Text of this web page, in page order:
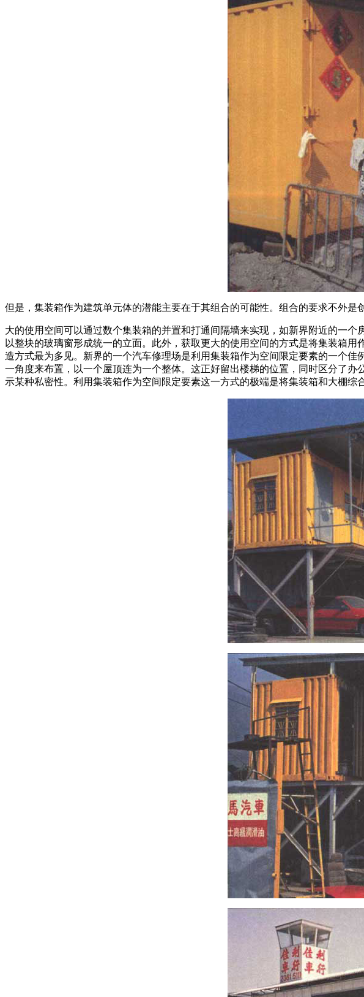
但是，集装箱作为建筑单元体的潜能主要在于其组合的可能性。组合的要求不外是
大的使用空间可以通过数个集装箱的并置和打通间隔墙来实现，如新界附近的一
以整块的玻璃窗形成统一的立面。此外，获取更大的使用空间的方式是将集装箱
造方式最为多见。新界的一个汽车修理场是利用集装箱作为空间限定要素的一个
一角度来布置，以一个屋顶连为一个整体。这正好留出楼梯的位置，同时区分了
示某种私密性。利用集装箱作为空间限定要素这一方式的极端是将集装箱和大棚